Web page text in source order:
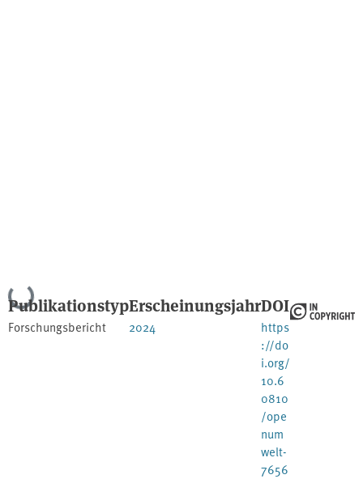
Lade...
Publikationstyp
Forschungsbericht
Erscheinungsjahr
2024
DOI
https
://do
i.org/
10.6
0810
/ope
num
welt-
7656